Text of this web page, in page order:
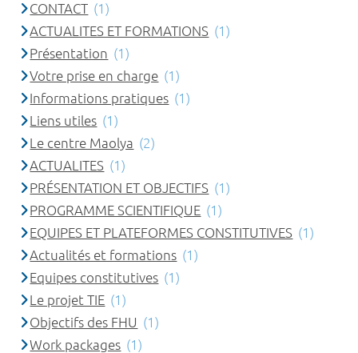
CONTACT (1)
ACTUALITES ET FORMATIONS (1)
Présentation (1)
Votre prise en charge (1)
Informations pratiques (1)
Liens utiles (1)
Le centre Maolya (2)
ACTUALITES (1)
PRÉSENTATION ET OBJECTIFS (1)
PROGRAMME SCIENTIFIQUE (1)
EQUIPES ET PLATEFORMES CONSTITUTIVES (1)
Actualités et formations (1)
Equipes constitutives (1)
Le projet TIE (1)
Objectifs des FHU (1)
Work packages (1)